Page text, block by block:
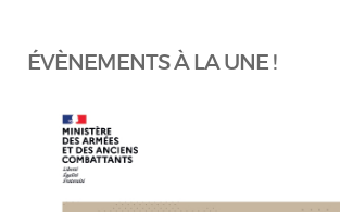
ÉVÈNEMENTS À LA UNE !